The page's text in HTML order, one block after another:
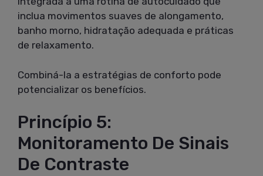
inclua movimentos suaves de alongamento,
banho morno, hidratação adequada e práticas
de relaxamento.
Combiná-la a estratégias de conforto pode
potencializar os benefícios.
Princípio 5:
Monitoramento De Sinais
De Contraste